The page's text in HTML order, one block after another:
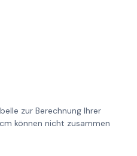
zur Berechnung Ihrer
können nicht zusammen